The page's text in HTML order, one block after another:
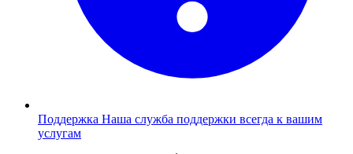
Поддержка Наша служба поддержки всегда к вашим
услугам